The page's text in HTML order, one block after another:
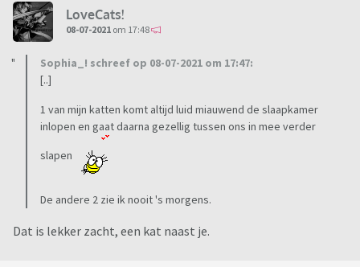
LoveCats!
08-07-2021 om 17:48
Sophia_! schreef op 08-07-2021 om 17:47:
[..]
1 van mijn katten komt altijd luid miauwend de slaapkamer
inlopen en gaat daarna gezellig tussen ons in mee verder
slapen
De andere 2 zie ik nooit 's morgens.
Dat is lekker zacht, een kat naast je.